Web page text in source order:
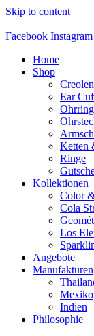
Skip to content
Facebook Instagram
Home
Shop
Creolen
Ear
Ketten
Ringe
Kollektionen
Color
Cola
Los
Angebote
Manufakturen
Mexiko
Indien
Philosophie